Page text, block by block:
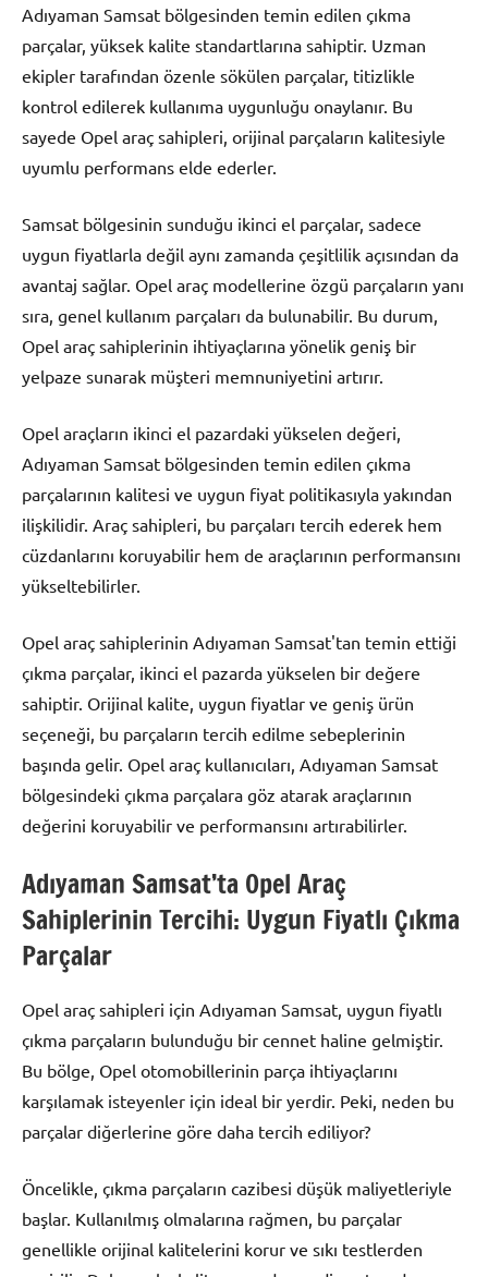
Adıyaman Samsat bölgesinden temin edilen çıkma
parçalar, yüksek kalite standartlarına sahiptir. Uzman
ekipler tarafından özenle sökülen parçalar, titizlikle
kontrol edilerek kullanıma uygunluğu onaylanır. Bu
sayede Opel araç sahipleri, orijinal parçaların kalitesiyle
uyumlu performans elde ederler.
Samsat bölgesinin sunduğu ikinci el parçalar, sadece
uygun fiyatlarla değil aynı zamanda çeşitlilik açısından da
avantaj sağlar. Opel araç modellerine özgü parçaların yanı
sıra, genel kullanım parçaları da bulunabilir. Bu durum,
Opel araç sahiplerinin ihtiyaçlarına yönelik geniş bir
yelpaze sunarak müşteri memnuniyetini artırır.
Opel araçların ikinci el pazardaki yükselen değeri,
Adıyaman Samsat bölgesinden temin edilen çıkma
parçalarının kalitesi ve uygun fiyat politikasıyla yakından
ilişkilidir. Araç sahipleri, bu parçaları tercih ederek hem
cüzdanlarını koruyabilir hem de araçlarının performansını
yükseltebilirler.
Opel araç sahiplerinin Adıyaman Samsat'tan temin ettiği
çıkma parçalar, ikinci el pazarda yükselen bir değere
sahiptir. Orijinal kalite, uygun fiyatlar ve geniş ürün
seçeneği, bu parçaların tercih edilme sebeplerinin
başında gelir. Opel araç kullanıcıları, Adıyaman Samsat
bölgesindeki çıkma parçalara göz atarak araçlarının
değerini koruyabilir ve performansını artırabilirler.
Adıyaman Samsat’ta Opel Araç
Sahiplerinin Tercihi: Uygun Fiyatlı Çıkma
Parçalar
Opel araç sahipleri için Adıyaman Samsat, uygun fiyatlı
çıkma parçaların bulunduğu bir cennet haline gelmiştir.
Bu bölge, Opel otomobillerinin parça ihtiyaçlarını
karşılamak isteyenler için ideal bir yerdir. Peki, neden bu
parçalar diğerlerine göre daha tercih ediliyor?
Öncelikle, çıkma parçaların cazibesi düşük maliyetleriyle
başlar. Kullanılmış olmalarına rağmen, bu parçalar
genellikle orijinal kalitelerini korur ve sıkı testlerden